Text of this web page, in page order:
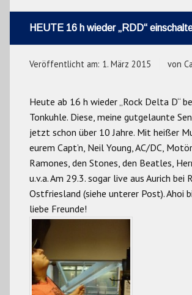
HEUTE 16 h wieder „RDD“
Veröffentlicht am: 1. März 2015 von
Heute ab 16 h wieder „Rock Delta D“
Tonkuhle. Diese, meine gutgelaunte
jetzt schon über 10 Jahre. Mit heißer
eurem Capt’n, Neil Young, AC/DC,
Ramones, den Stones, den Beatles,
u.v.a. Am 29.3. sogar live aus Aurich bei
Ostfriesland (siehe unterer Post). Ahoi
liebe Freunde!